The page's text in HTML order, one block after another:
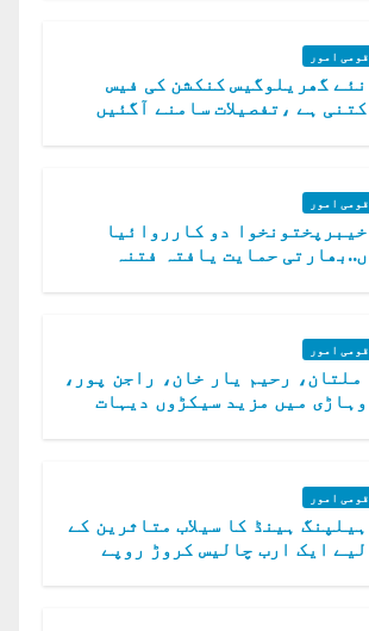
قومی امور
نئے گھریلوگیس کنکشن کی فیس
کتنی ہے ،تفصیلات سامنے آگئیں
قومی امور
خیبرپختونخوا دو کارروائیا
ں..بھارتی حمایت یافتہ فتنہ
قومی امور
ملتان، رحیم یار خان، راجن پور،
وہاڑی میں مزید سیکڑوں دیہات
قومی امور
ہیلپنگ ہینڈ کا سیلاب متاثرین کے
لیے ایک ارب چالیس کروڑ روپے